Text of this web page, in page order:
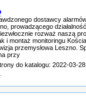
dostawcy
prowadzącego
rozważ naszą
i montaż monitoringu
przemysłowa Leszno.
przy
do katalogu: 2022-03-28